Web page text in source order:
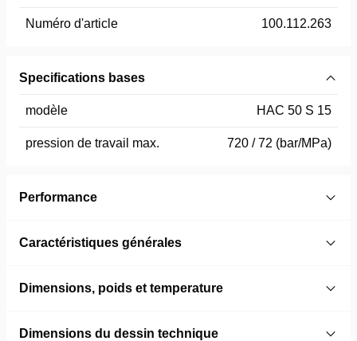
Numéro d'article 100.112.263
Specifications bases
modèle HAC 50 S 15
pression de travail max. 720 / 72 (bar/MPa)
Performance
Caractéristiques générales
Dimensions, poids et temperature
Dimensions du dessin technique